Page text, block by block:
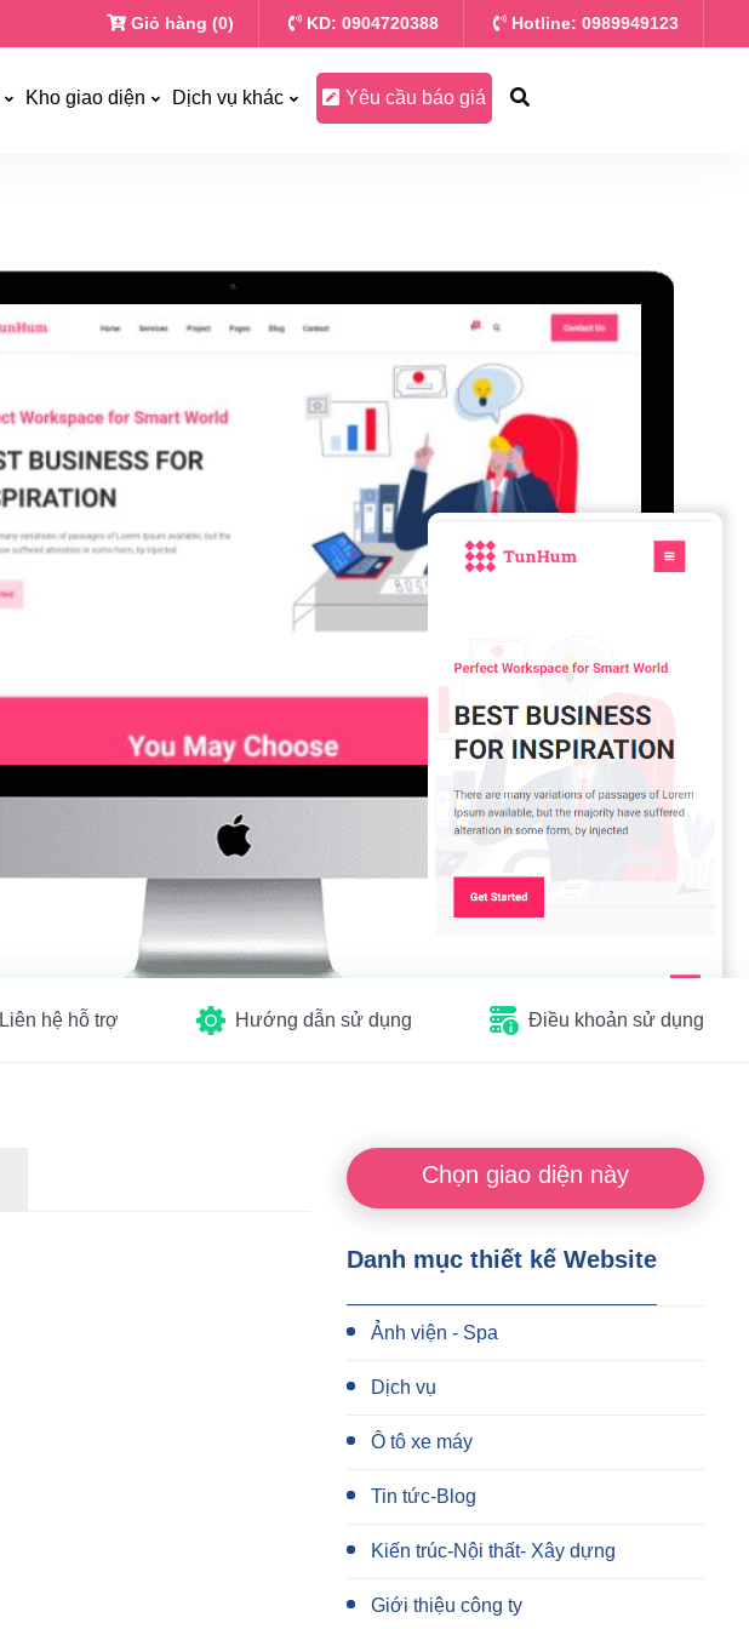
Giỏ hàng (0) KD: 0904720388 Hotline: 0989949123
Kho giao diện Dịch vụ khác Yêu cầu báo giá
Liên hệ hỗ trợ Hướng dẫn sử dụng Điều khoản sử dụng
Chọn giao diện này
Danh mục thiết kế Website
Ảnh viện - Spa
Dịch vụ
Ô tô xe máy
Tin tức-Blog
Kiến trúc-Nội thất- Xây dựng
Giới thiệu công ty